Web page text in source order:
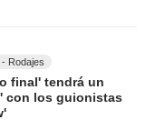
Rodajes
final' tendrá un
con los guionistas